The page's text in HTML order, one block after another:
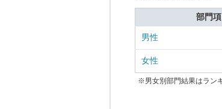
部門項
男性
女性
※男女別部門結果はラン